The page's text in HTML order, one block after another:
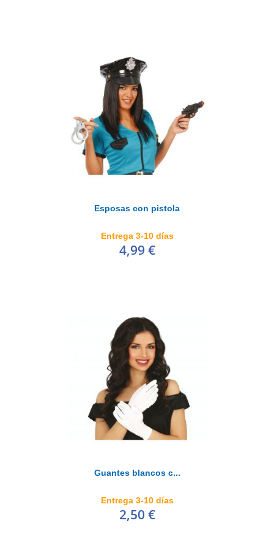
Esposas con pistola
Entrega 3-10 días
4,99 €
Guantes blancos c...
Entrega 3-10 días
2,50 €